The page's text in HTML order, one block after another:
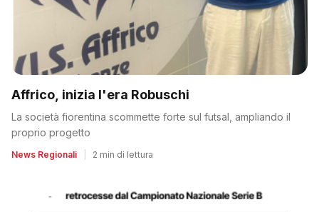
Affrico, inizia l'era Robuschi
La società fiorentina scommette forte sul futsal, ampliando il
proprio progetto
News Regionali 2 min di lettura